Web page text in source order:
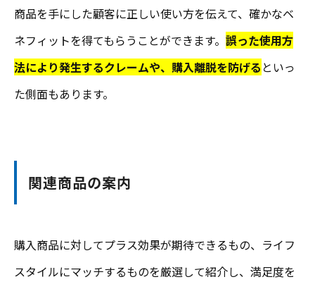
商品を手にした顧客に正しい使い方を伝えて、確かなベ
ネフィットを得てもらうことができます。 誤った使用方
法により発生するクレームや、購入離脱を防げる といっ
た側面もあります。
関連商品の案内
購入商品に対してプラス効果が期待できるもの、ライフ
スタイルにマッチするものを厳選して紹介し、満足度を